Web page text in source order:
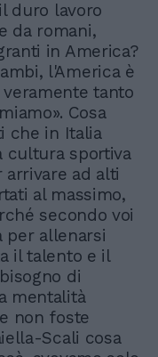
duro lavoro
da romani,
in America?
l'America è
tanto
Cosa
che in Italia
cultura sportiva
arrivare ad alti
al massimo,
secondo voi
per allenarsi
il talento e il
di
mentalità
non foste
Scali cosa